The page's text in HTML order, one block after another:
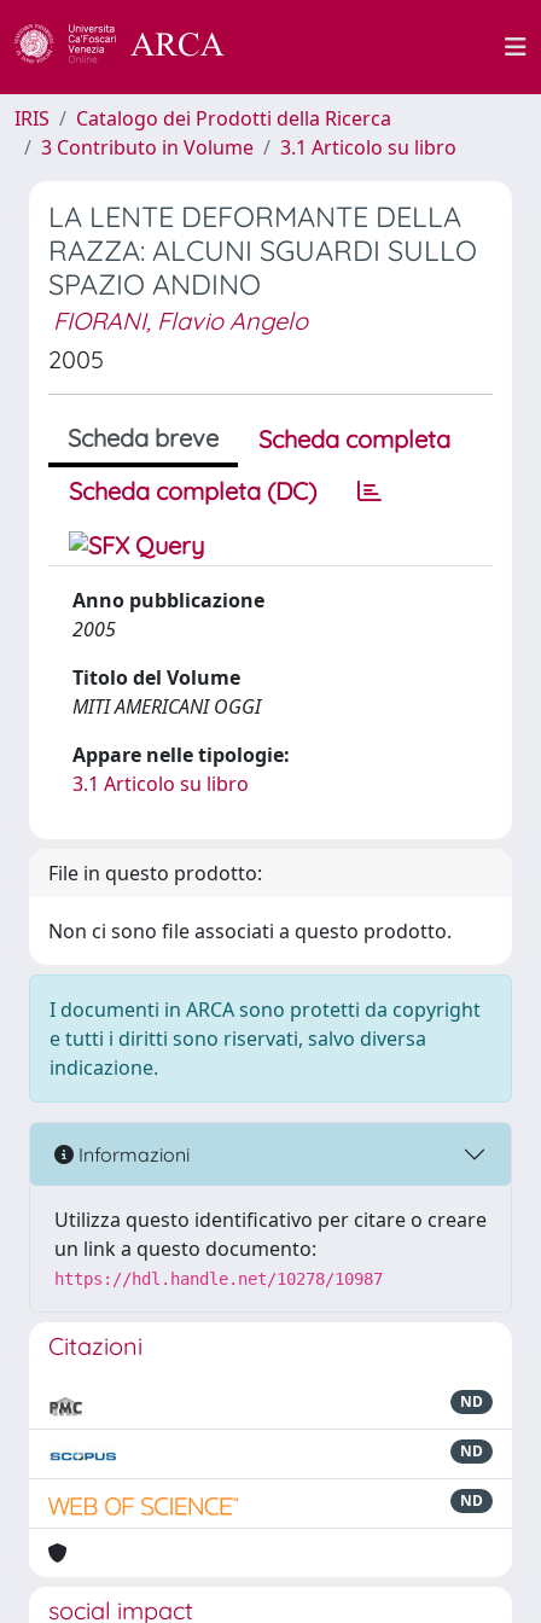
IRIS
Catalogo dei Prodotti della Ricerca
3 Contributo in Volume
3.1 Articolo su libro
LA LENTE DEFORMANTE DELLA
RAZZA: ALCUNI SGUARDI SULLO
SPAZIO ANDINO
FIORANI, Flavio Angelo
2005
Scheda breve
Scheda completa
Scheda completa (DC)
Anno pubblicazione
2005
Titolo del Volume
MITI AMERICANI OGGI
Appare nelle tipologie:
3.1 Articolo su libro
File in questo prodotto:
Non ci sono file associati a questo prodotto.
I documenti in ARCA sono protetti da copyright
e tutti i diritti sono riservati, salvo diversa
indicazione.
Informazioni
Utilizza questo identificativo per citare o creare
un link a questo documento:
https://hdl.handle.net/10278/10987
Citazioni
ND
ND
ND
social impact